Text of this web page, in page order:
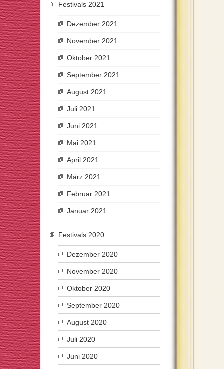
Festivals 2021
Dezember 2021
November 2021
Oktober 2021
September 2021
August 2021
Juli 2021
Juni 2021
Mai 2021
April 2021
März 2021
Februar 2021
Januar 2021
Festivals 2020
Dezember 2020
November 2020
Oktober 2020
September 2020
August 2020
Juli 2020
Juni 2020